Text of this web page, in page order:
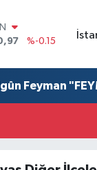
%-0.15
%0.18
Feyman